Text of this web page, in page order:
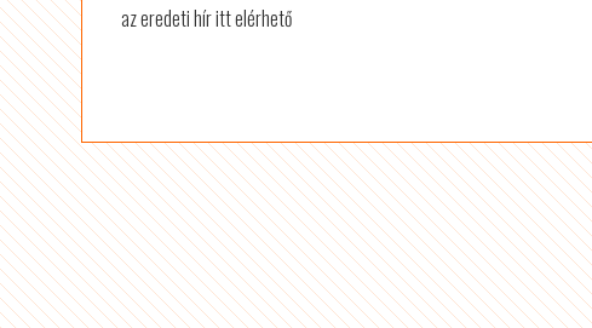
az eredeti hír itt elérhető